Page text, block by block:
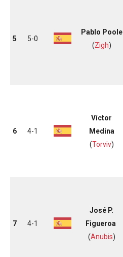
5 5-0
Pablo Poole
(Zigh)
6 4-1
Víctor
Medina
(Torviv)
7 4-1
José P.
Figueroa
(Anubis)